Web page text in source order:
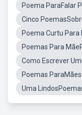
Poema ParaFalar
Cinco
Poema Curtu Para
Poemas Para
Como Escrever
Poemas
Uma